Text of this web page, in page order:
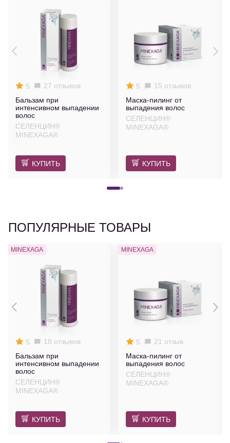
5
27 отзывов
Бальзам при
интенсивном выпадении
волос
СЕЛЕНЦИН®
MINEXAGA®
КУПИТЬ
5
15 отзывов
Маска-пилинг от
выпадения волос
СЕЛЕНЦИН®
MINEXAGA®
КУПИТЬ
ПОПУЛЯРНЫЕ ТОВАРЫ
MINEXAGA
5
18 отзывов
Бальзам при
интенсивном выпадении
волос
СЕЛЕНЦИН®
MINEXAGA®
КУПИТЬ
MINEXAGA
5
21 отзыв
Маска-пилинг от
выпадения волос
СЕЛЕНЦИН®
MINEXAGA®
КУПИТЬ